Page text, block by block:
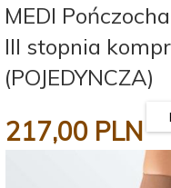
MEDI
III stopnia
(POJEDYNCZA)
217,00 PLN